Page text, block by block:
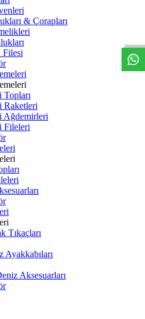
& Çorapları
Filesi
Topları
Raketleri
Ağdemirleri
Fileleri
Tıkaçları
Ayakkabıları
Aksesuarları